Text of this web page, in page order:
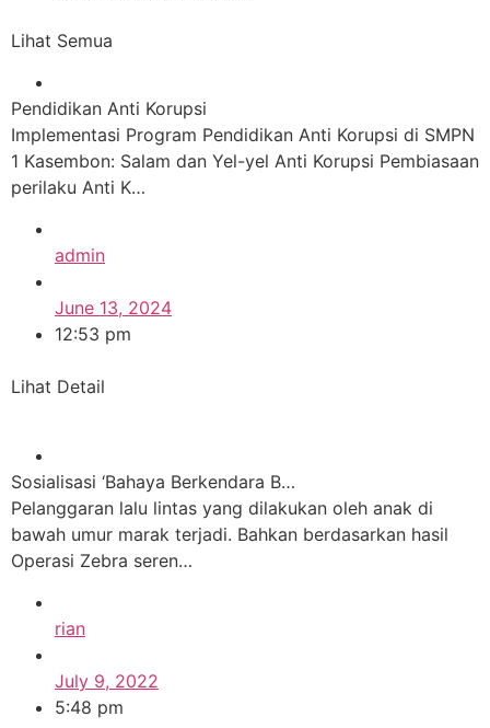
Lihat Semua
Pendidikan Anti Korupsi
Implementasi Program Pendidikan Anti Korupsi di SMPN
1 Kasembon: Salam dan Yel-yel Anti Korupsi Pembiasaan
perilaku Anti K…
admin
June 13, 2024
12:53 pm
Lihat Detail
Sosialisasi ‘Bahaya Berkendara B…
Pelanggaran lalu lintas yang dilakukan oleh anak di
bawah umur marak terjadi. Bahkan berdasarkan hasil
Operasi Zebra seren…
rian
July 9, 2022
5:48 pm